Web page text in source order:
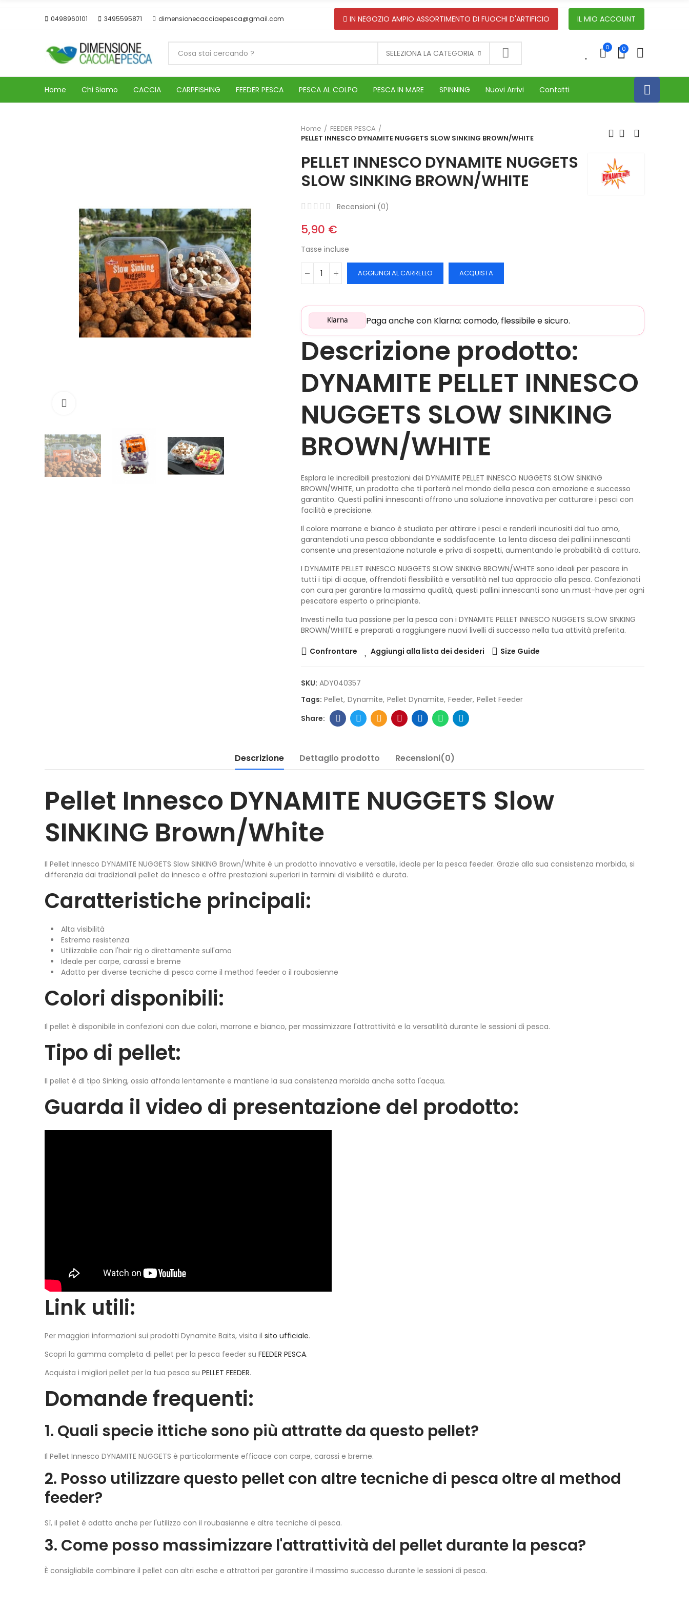
0498960101 3495595871 dimensionecacciaepesca@gmail.com IN NEGOZIO AMPIO ASSORTIMENTO DI FUOCHI D'ARTIFICIO IL MIO ACCOUNT
SELEZIONA LA CATEGORIA
0 0
Home Chi Siamo CACCIA CARPFISHING FEEDER PESCA PESCA AL COLPO PESCA IN MARE SPINNING Nuovi Arrivi Contatti
Home
FEEDER PESCA
PELLET INNESCO DYNAMITE NUGGETS SLOW SINKING BROWN/WHITE
PELLET INNESCO DYNAMITE NUGGETS
SLOW SINKING BROWN/WHITE
Recensioni (0)
5,90 €
Tasse incluse
AGGIUNGI AL CARRELLO ACQUISTA
Klarna Paga anche con Klarna: comodo, flessibile e sicuro.
Descrizione prodotto:
DYNAMITE PELLET INNESCO
NUGGETS SLOW SINKING
BROWN/WHITE
Esplora le incredibili prestazioni dei DYNAMITE PELLET INNESCO NUGGETS SLOW SINKING
BROWN/WHITE, un prodotto che ti porterà nel mondo della pesca con emozione e successo
garantito. Questi pallini innescanti offrono una soluzione innovativa per catturare i pesci con
facilità e precisione.
Il colore marrone e bianco è studiato per attirare i pesci e renderli incuriositi dal tuo amo,
garantendoti una pesca abbondante e soddisfacente. La lenta discesa dei pallini innescanti
consente una presentazione naturale e priva di sospetti, aumentando le probabilità di cattura.
I DYNAMITE PELLET INNESCO NUGGETS SLOW SINKING BROWN/WHITE sono ideali per pescare in
tutti i tipi di acque, offrendoti flessibilità e versatilità nel tuo approccio alla pesca. Confezionati
con cura per garantire la massima qualità, questi pallini innescanti sono un must-have per ogni
pescatore esperto o principiante.
Investi nella tua passione per la pesca con i DYNAMITE PELLET INNESCO NUGGETS SLOW SINKING
BROWN/WHITE e preparati a raggiungere nuovi livelli di successo nella tua attività preferita.
Confrontare Aggiungi alla lista dei desideri Size Guide
SKU: ADY040357
Tags: Pellet Dynamite Pellet Dynamite Feeder Pellet Feeder
Descrizione Dettaglio prodotto Recensioni(0)
Pellet Innesco DYNAMITE NUGGETS Slow
SINKING Brown/White
Il Pellet Innesco DYNAMITE NUGGETS Slow SINKING Brown/White è un prodotto innovativo e versatile, ideale per la pesca feeder. Grazie alla sua consistenza morbida, si
differenzia dai tradizionali pellet da innesco e offre prestazioni superiori in termini di visibilità e durata.
Caratteristiche principali:
Alta visibilità
Estrema resistenza
Utilizzabile con l'hair rig o direttamente sull'amo
Ideale per carpe, carassi e breme
Adatto per diverse tecniche di pesca come il method feeder o il roubasienne
Colori disponibili:
Il pellet è disponibile in confezioni con due colori, marrone e bianco, per massimizzare l'attrattività e la versatilità durante le sessioni di pesca.
Tipo di pellet:
Il pellet è di tipo Sinking, ossia affonda lentamente e mantiene la sua consistenza morbida anche sotto l'acqua.
Guarda il video di presentazione del prodotto:
Link utili:
Per maggiori informazioni sui prodotti Dynamite Baits, visita il sito ufficiale.
Scopri la gamma completa di pellet per la pesca feeder su FEEDER PESCA.
Acquista i migliori pellet per la tua pesca su PELLET FEEDER.
Domande frequenti:
1. Quali specie ittiche sono più attratte da questo pellet?
Il Pellet Innesco DYNAMITE NUGGETS è particolarmente efficace con carpe, carassi e breme.
2. Posso utilizzare questo pellet con altre tecniche di pesca oltre al method
feeder?
Sì, il pellet è adatto anche per l'utilizzo con il roubasienne e altre tecniche di pesca.
3. Come posso massimizzare l'attrattività del pellet durante la pesca?
È consigliabile combinare il pellet con altri esche e attrattori per garantire il massimo successo durante le sessioni di pesca.